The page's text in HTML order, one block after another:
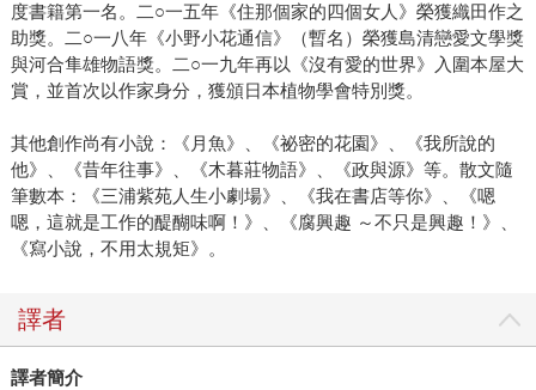
度書籍第一名。二○一五年《住那個家的四個女人》榮獲織田作之
助獎。二○一八年《小野小花通信》（暫名）榮獲島清戀愛文學獎
與河合隼雄物語獎。二○一九年再以《沒有愛的世界》入圍本屋大
賞，並首次以作家身分，獲頒日本植物學會特別獎。
其他創作尚有小說：《月魚》、《祕密的花園》、《我所說的
他》、《昔年往事》、《木暮莊物語》、《政與源》等。散文隨
筆數本：《三浦紫苑人生小劇場》、《我在書店等你》、《嗯
嗯，這就是工作的醍醐味啊！》、《腐興趣 ～不只是興趣！》、
《寫小說，不用太規矩》。
譯者
譯者簡介